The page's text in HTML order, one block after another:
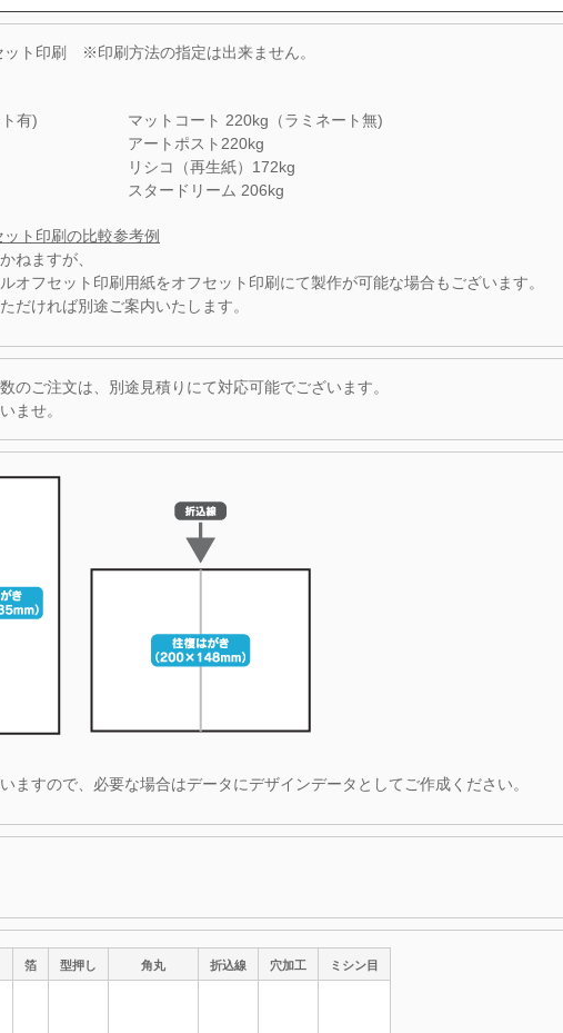
ット印刷 ※印刷方法の指定は出来ません。
有)
マットコート 220kg（ラミネート無)
アートポスト220kg
リシコ（再生紙）172kg
スタードリーム 206kg
ト印刷の比較参考例
ねますが、
オフセット印刷用紙をオフセット印刷にて製作が可能な場合もございます。
だければ別途ご案内いたします。
のご注文は、別途見積りにて対応可能でございます。
ませ。
ますので、必要な場合はデータにデザインデータとしてご作成ください。
箔 型押し 角丸 折込線 穴加工 ミシン目